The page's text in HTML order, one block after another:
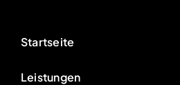
Startseite
Leistungen